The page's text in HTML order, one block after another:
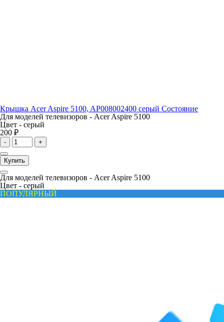
Крышка Acer Aspire 5100, AP008002400 серый Состояние
Для моделей телевизоров - Acer Aspire 5100
Цвет - серый
200 ₽
- +
Купить
Для моделей телевизоров - Acer Aspire 5100
Цвет - серый
ПОПУЛЯРНЫЙ